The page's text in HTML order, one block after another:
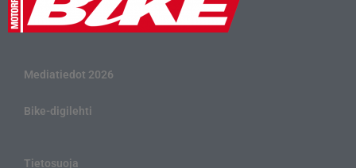
Mediatiedot 2026
Bike-digilehti
Tietosuoja